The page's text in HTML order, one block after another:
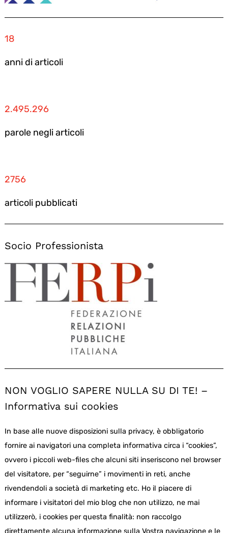
18
anni di articoli
2.495.296
parole negli articoli
2756
articoli pubblicati
Socio Professionista
NON VOGLIO SAPERE NULLA SU DI TE! –
Informativa sui cookies
In base alle nuove disposizioni sulla privacy, è obbligatorio
fornire ai navigatori una completa informativa circa i “cookies”,
ovvero i piccoli web-files che alcuni siti inseriscono nel browser
del visitatore, per “seguirne” i movimenti in reti, anche
rivendendoli a società di marketing etc. Ho il piacere di
informare i visitatori del mio blog che non utilizzo, ne mai
utilizzerò, i cookies per questa finalità: non raccolgo
direttamente alcuna informazione sulla Vostra navigazione e le